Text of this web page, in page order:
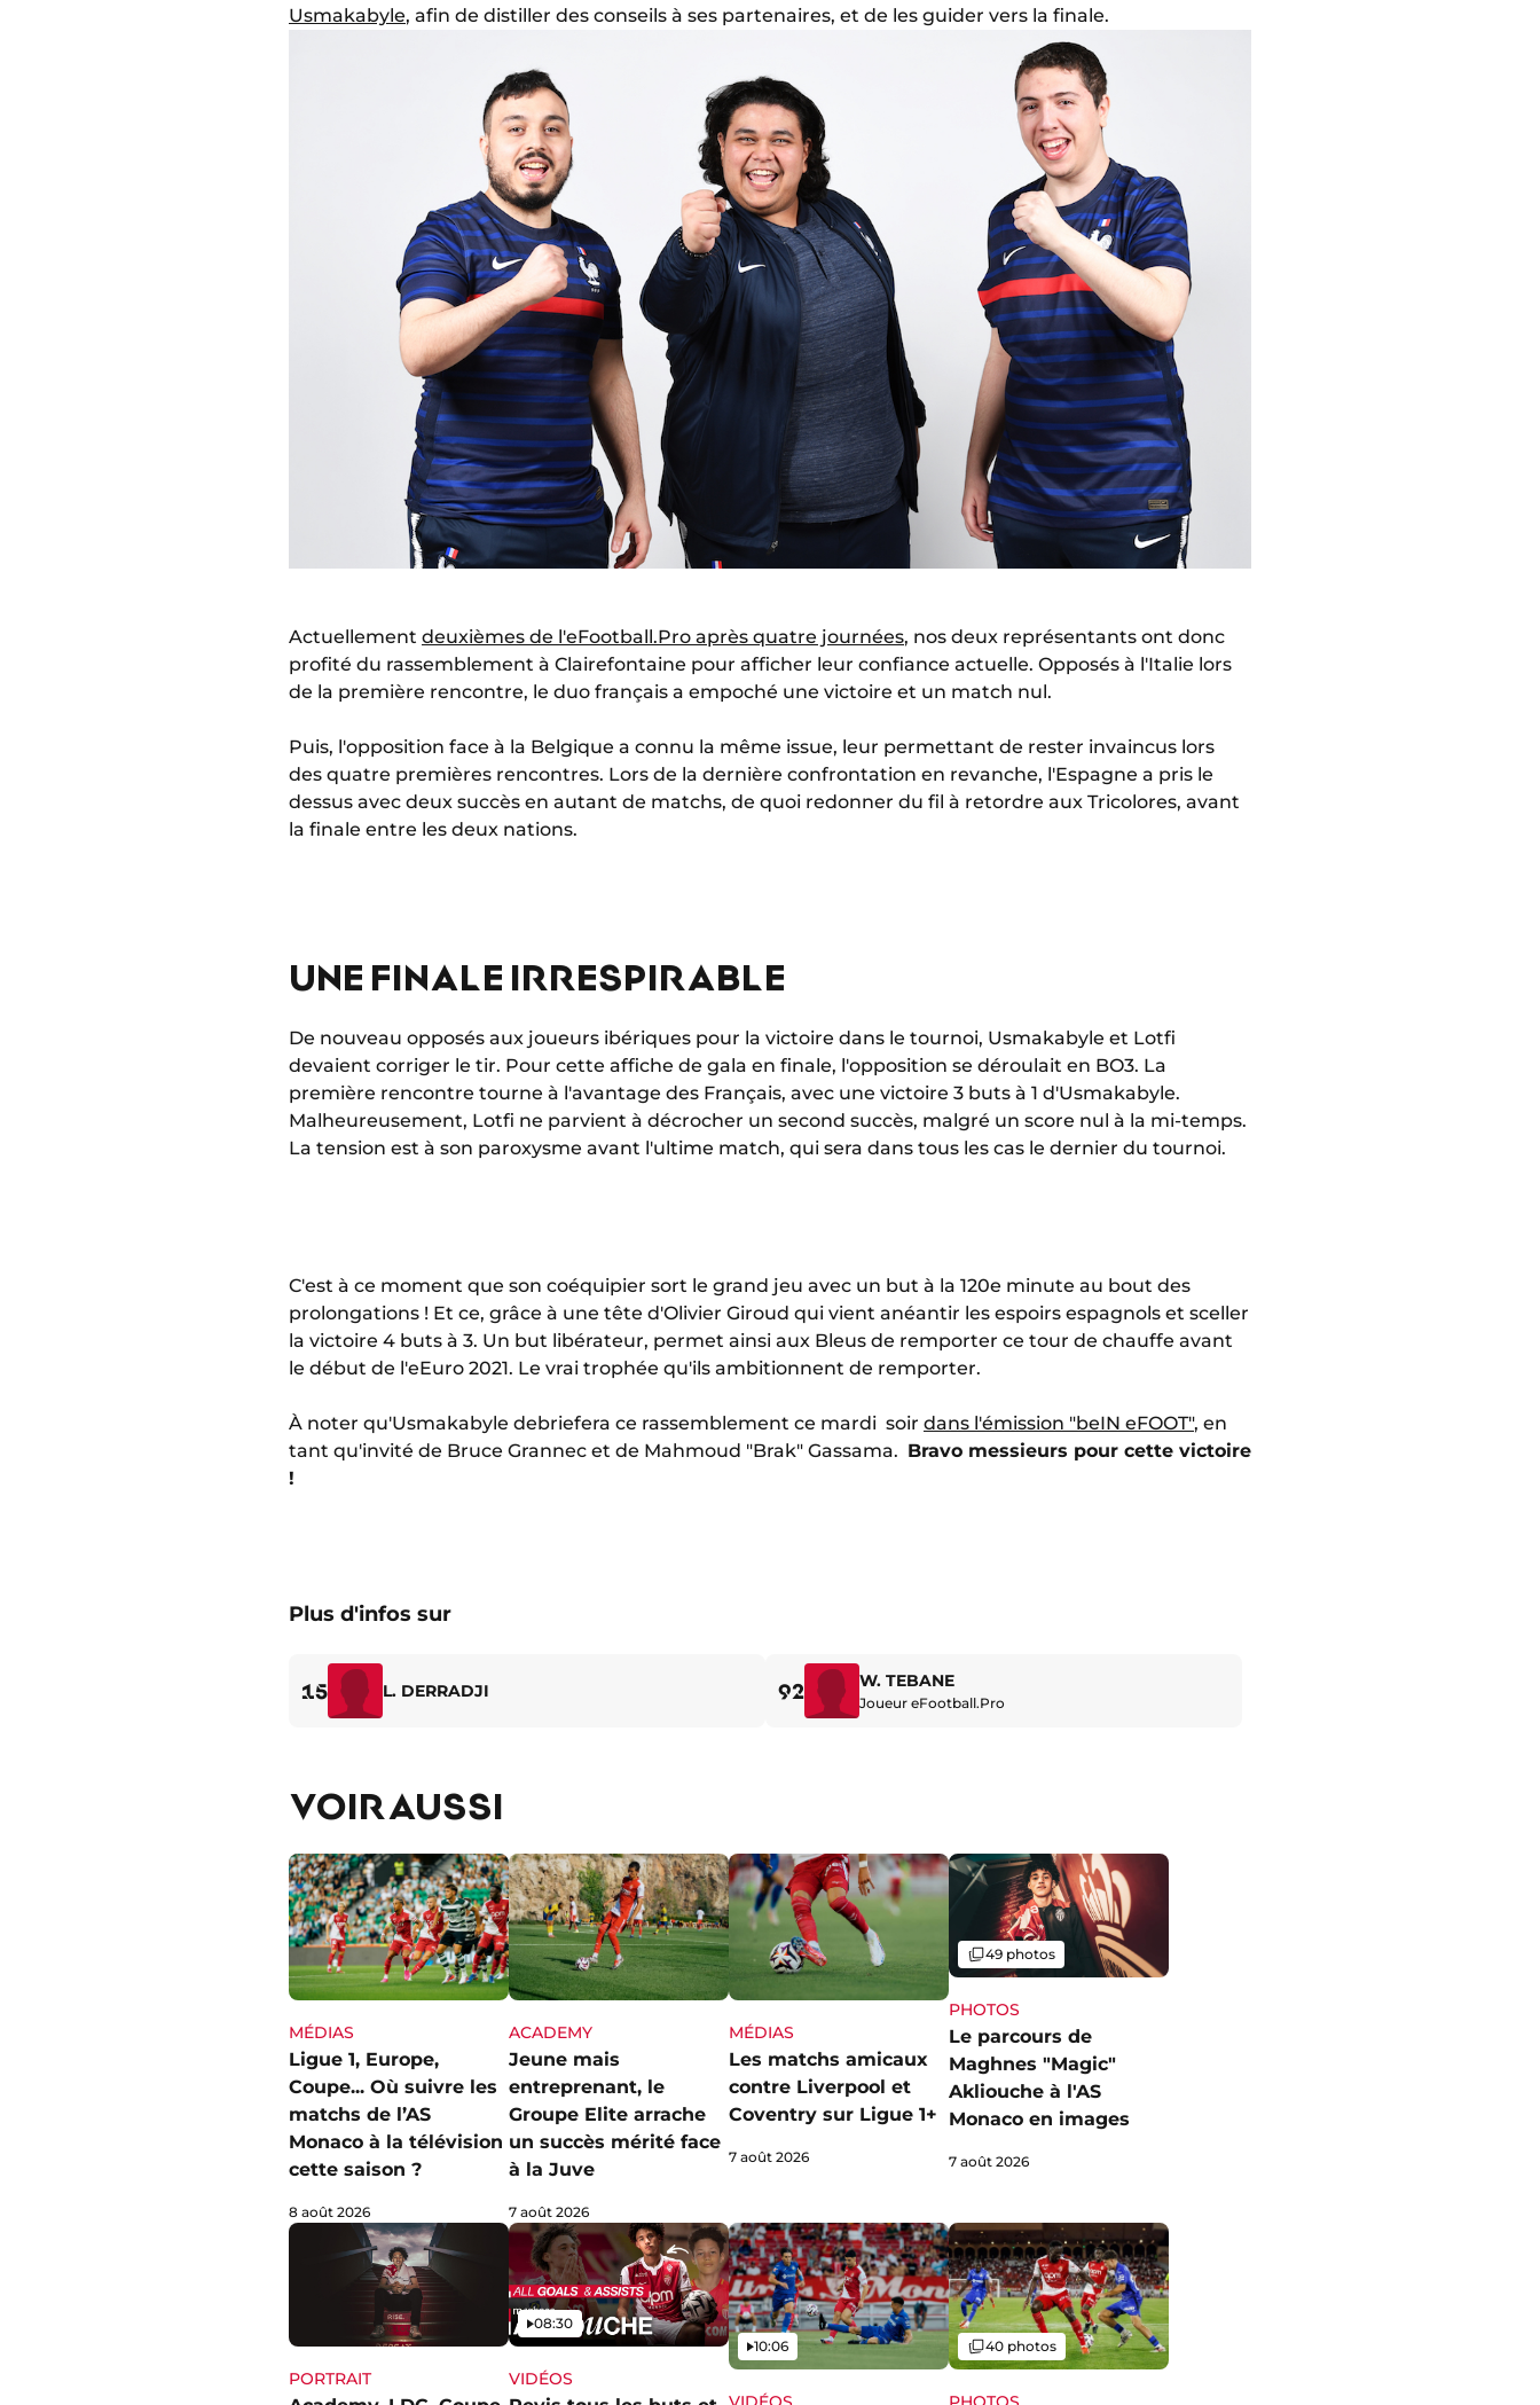
Usmakabyle, afin de distiller des conseils à ses partenaires, et de les guider vers la finale.
Actuellement deuxièmes de l'eFootball.Pro après quatre journées, nos deux représentants ont donc
profité du rassemblement à Clairefontaine pour afficher leur confiance actuelle. Opposés à l'Italie lors
de la première rencontre, le duo français a empoché une victoire et un match nul.
Puis, l'opposition face à la Belgique a connu la même issue, leur permettant de rester invaincus lors
des quatre premières rencontres. Lors de la dernière confrontation en revanche, l'Espagne a pris le
dessus avec deux succès en autant de matchs, de quoi redonner du fil à retordre aux Tricolores, avant
la finale entre les deux nations.
UNE FINALE IRRESPIRABLE
De nouveau opposés aux joueurs ibériques pour la victoire dans le tournoi, Usmakabyle et Lotfi
devaient corriger le tir. Pour cette affiche de gala en finale, l'opposition se déroulait en BO3. La
première rencontre tourne à l'avantage des Français, avec une victoire 3 buts à 1 d'Usmakabyle.
Malheureusement, Lotfi ne parvient à décrocher un second succès, malgré un score nul à la mi-temps.
La tension est à son paroxysme avant l'ultime match, qui sera dans tous les cas le dernier du tournoi.
C'est à ce moment que son coéquipier sort le grand jeu avec un but à la 120e minute au bout des
prolongations ! Et ce, grâce à une tête d'Olivier Giroud qui vient anéantir les espoirs espagnols et sceller
la victoire 4 buts à 3. Un but libérateur, permet ainsi aux Bleus de remporter ce tour de chauffe avant
le début de l'eEuro 2021. Le vrai trophée qu'ils ambitionnent de remporter.
À noter qu'Usmakabyle debriefera ce rassemblement ce mardi soir dans l'émission "beIN eFOOT", en
tant qu'invité de Bruce Grannec et de Mahmoud "Brak" Gassama. Bravo messieurs pour cette victoire
!
Plus d'infos sur
15 L. DERRADJI 92 W. TEBANE
Joueur eFootball.Pro
VOIR AUSSI
MÉDIAS
Ligue 1, Europe,
Coupe... Où suivre les
matchs de l’AS
Monaco à la télévision
cette saison ?
8 août 2026
ACADEMY
Jeune mais
entreprenant, le
Groupe Elite arrache
un succès mérité face
à la Juve
7 août 2026
MÉDIAS
Les matchs amicaux
contre Liverpool et
Coventry sur Ligue 1+
7 août 2026
PHOTOS
Le parcours de
Maghnes "Magic"
Akliouche à l'AS
Monaco en images
Galerie
49 photos
7 août 2026
PORTRAIT VIDÉOS
Vidéo
08:30
Vidéo
10:06 Galerie
40 photos